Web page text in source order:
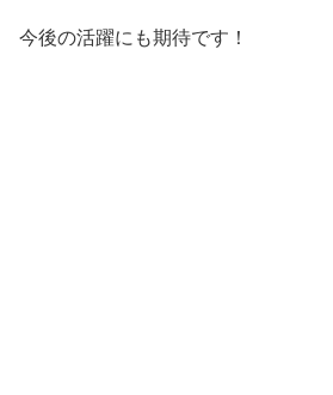
今後の活躍にも期待です！